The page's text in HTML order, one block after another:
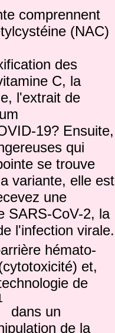
comprennent
(NAC)
des
C, la
l'extrait de
19? Ensuite,
qui
se trouve
variante, elle est
une
SARS-CoV-2, la
l'infection virale.
hémato-
et,
de
dans un
de la